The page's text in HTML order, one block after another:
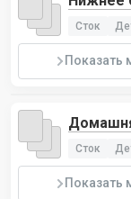
Сток
Показать
Сток
Показать